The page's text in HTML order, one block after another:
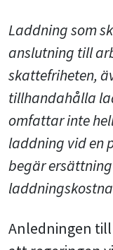
Laddning som
anslutning till
skattefriheten,
tillhandahålla
omfattar inte
laddning vid en
begär
Anledningen